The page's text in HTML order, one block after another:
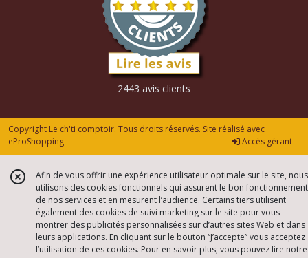
2443 avis clients
Copyright Le ch'ti comptoir. Tous droits réservés. Site réalisé avec
eProShopping
Accès gérant
Afin de vous offrir une expérience utilisateur optimale sur le site, nous
utilisons des cookies fonctionnels qui assurent le bon fonctionnement
de nos services et en mesurent l’audience. Certains tiers utilisent
également des cookies de suivi marketing sur le site pour vous
montrer des publicités personnalisées sur d’autres sites Web et dans
leurs applications. En cliquant sur le bouton “J’accepte” vous acceptez
l’utilisation de ces cookies. Pour en savoir plus, vous pouvez lire notre